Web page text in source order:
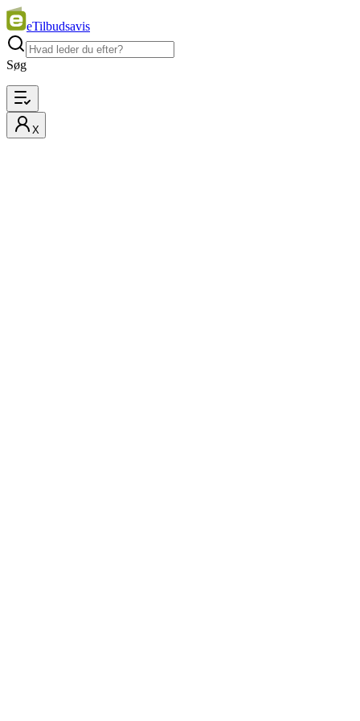
eTilbudsavis
Søg
X